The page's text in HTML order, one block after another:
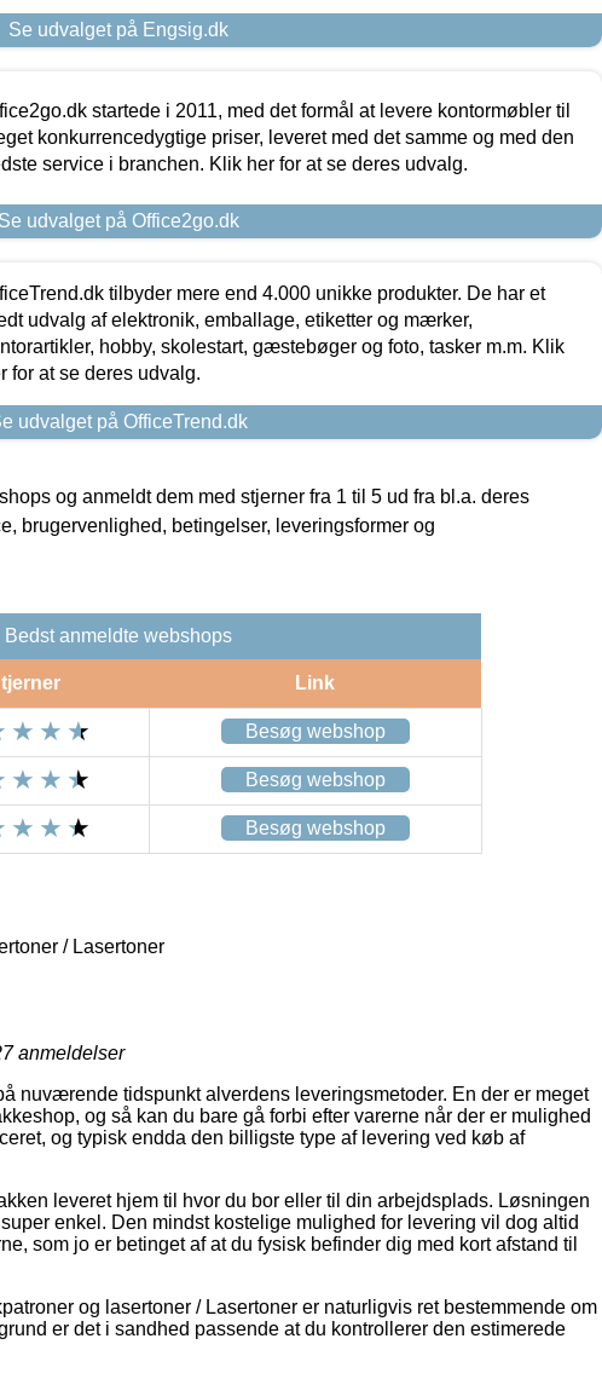
Se udvalget på Engsig.dk
startede i 2011, med det formål at levere kontormøbler til
konkurrencedygtige priser, leveret med det samme og med den
service i branchen. Klik her for at se deres udvalg.
Se udvalget på Office2go.dk
tilbyder mere end 4.000 unikke produkter. De har et
udvalg af elektronik, emballage, etiketter og mærker,
hobby, skolestart, gæstebøger og foto, tasker m.m. Klik
for at se deres udvalg.
udvalget på OfficeTrend.dk
og anmeldt dem med stjerner fra 1 til 5 ud fra bl.a. deres
brugervenlighed, betingelser, leveringsformer og
Bedst anmeldte webshops
Link
Besøg webshop
Besøg webshop
Besøg webshop
/ Lasertoner
anmeldelser
nuværende tidspunkt alverdens leveringsmetoder. En der er meget
og så kan du bare gå forbi efter varerne når der er mulighed
og typisk endda den billigste type af levering ved køb af
leveret hjem til hvor du bor eller til din arbejdsplads. Løsningen
enkel. Den mindst kostelige mulighed for levering vil dog altid
som jo er betinget af at du fysisk befinder dig med kort afstand til
og lasertoner / Lasertoner er naturligvis ret bestemmende om
er det i sandhed passende at du kontrollerer den estimerede